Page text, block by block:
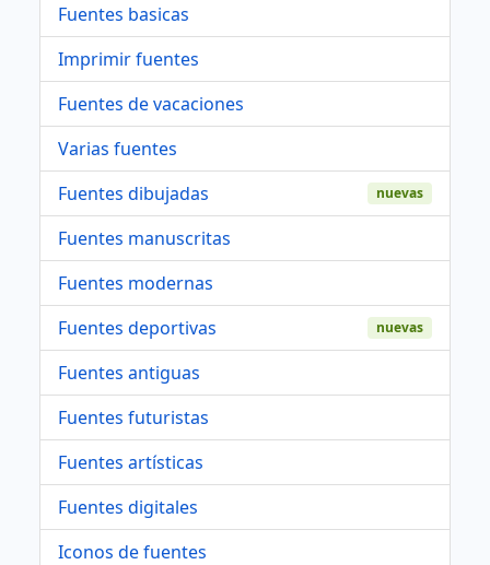
Fuentes basicas
Imprimir fuentes
Fuentes de vacaciones
Varias fuentes
Fuentes dibujadas
nuevas
Fuentes manuscritas
Fuentes modernas
Fuentes deportivas
nuevas
Fuentes antiguas
Fuentes futuristas
Fuentes artísticas
Fuentes digitales
Iconos de fuentes